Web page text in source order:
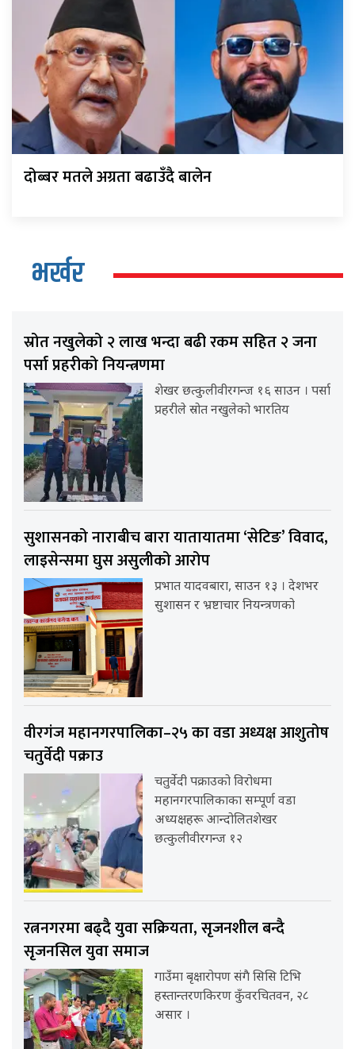
दोब्बर मतले अग्रता बढाउँदै बालेन
भर्खर
स्रोत नखुलेको २ लाख भन्दा बढी रकम सहित २ जना
पर्सा प्रहरीको नियन्त्रणमा
शेखर छत्कुलीवीरगन्ज १६ साउन । पर्सा
प्रहरीले स्रोत नखुलेको भारतिय
सुशासनको नाराबीच बारा यातायातमा ‘सेटिङ’ विवाद,
लाइसेन्समा घुस असुलीको आरोप
प्रभात यादवबारा, साउन १३ । देशभर
सुशासन र भ्रष्टाचार नियन्त्रणको
वीरगंज महानगरपालिका–२५ का वडा अध्यक्ष आशुतोष
चतुर्वेदी पक्राउ
चतुर्वेदी पक्राउको विरोधमा
महानगरपालिकाका सम्पूर्ण वडा
अध्यक्षहरू आन्दोलितशेखर
छत्कुलीवीरगन्ज १२
रत्ननगरमा बढ्दै युवा सक्रियता, सृजनशील बन्दै
सृजनसिल युवा समाज
गाउँमा बृक्षारोपण संगै सिसि टिभि
हस्तान्तरणकिरण कुँवरचितवन, २८
असार ।